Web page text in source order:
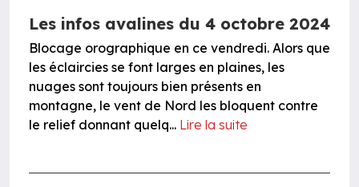
Les infos avalines du 4 octobre 2024
Blocage orographique en ce vendredi. Alors que
les éclaircies se font larges en plaines, les
nuages sont toujours bien présents en
montagne, le vent de Nord les bloquent contre
le relief donnant quelq... Lire la suite